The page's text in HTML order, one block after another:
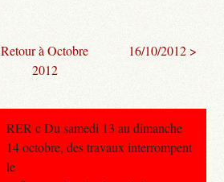
Retour à Octobre
2012
16/10/2012 >
RER c Du samedi 13 au dimanche
14 octobre, des travaux interrompent
le